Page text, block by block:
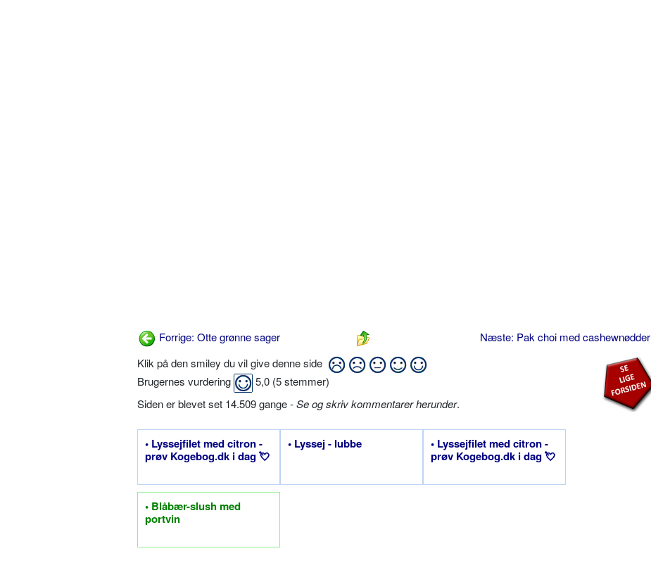
Forrige: Otte grønne sager
Næste: Pak choi med cashewnødder
Klik på den smiley du vil give denne side
Brugernes vurdering
5,0 (5stemmer)
Siden er blevet set 14.509 gange -Se og skriv kommentarer herunder.
• Lyssejfilet med citron -
prøv Kogebog.dk i dag 💘
• Lyssej - lubbe
• Lyssejfilet med citron -
prøv Kogebog.dk i dag 💘
• Blåbær-slush med
portvin